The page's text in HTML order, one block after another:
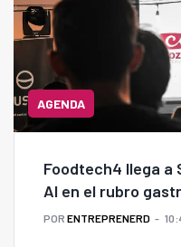
AGENDA
Foodtech4 llega a
AI en el rubro
POR ENTREPRENERD